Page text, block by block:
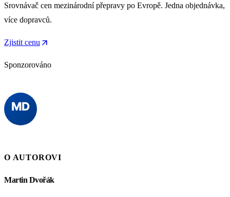
Srovnávač cen mezinárodní přepravy po Evropě. Jedna objednávka,
více dopravců.
Zjistit cenu arrow_outward
Sponzorováno
O AUTOROVI
Martin Dvořák